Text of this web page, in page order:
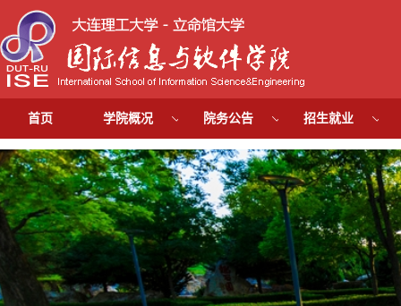
首页 学院概况 院务公告 招生就业